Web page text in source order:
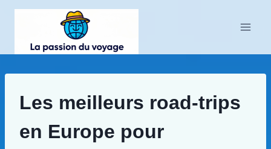
Aller
contenu
Les meilleurs road-trips
en Europe pour